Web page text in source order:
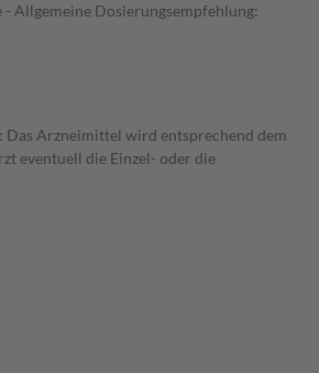
Allgemeine Dosierungsempfehlung:
Das Arzneimittel wird entsprechend dem
eventuell die Einzel- oder die